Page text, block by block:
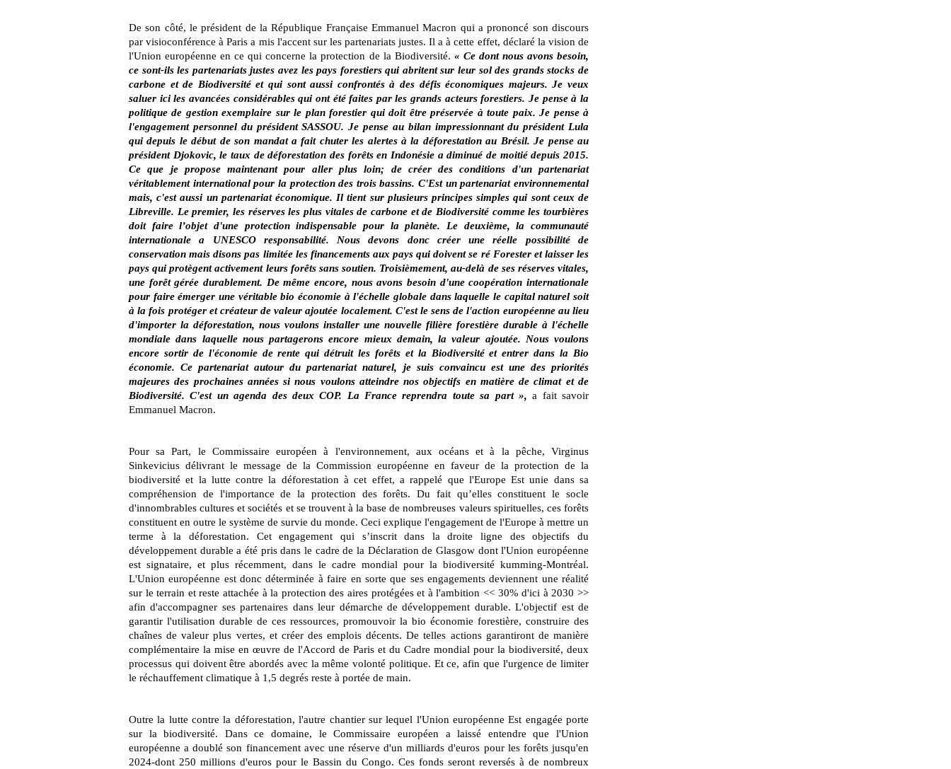
De son côté, le président de la République Française Emmanuel Macron qui a prononcé son discours
par visioconférence à Paris a mis l'accent sur les partenariats justes. Il a à cette effet, déclaré la vision de
l'Union européenne en ce qui concerne la protection de la Biodiversité. « Ce dont nous avons besoin,
ce sont-ils les partenariats justes avez les pays forestiers qui abritent sur leur sol des grands stocks de
carbone et de Biodiversité et qui sont aussi confrontés à des défis économiques majeurs. Je veux
saluer ici les avancées considérables qui ont été faites par les grands acteurs forestiers. Je pense à la
politique de gestion exemplaire sur le plan forestier qui doit être préservée à toute paix. Je pense à
l'engagement personnel du président SASSOU. Je pense au bilan impressionnant du président Lula
qui depuis le début de son mandat a fait chuter les alertes à la déforestation au Brésil. Je pense au
président Djokovic, le taux de déforestation des forêts en Indonésie a diminué de moitié depuis 2015.
Ce que je propose maintenant pour aller plus loin; de créer des conditions d'un partenariat
véritablement international pour la protection des trois bassins. C'Est un partenariat environnemental
mais, c'est aussi un partenariat économique. Il tient sur plusieurs principes simples qui sont ceux de
Libreville. Le premier, les réserves les plus vitales de carbone et de Biodiversité comme les tourbières
doit faire l’objet d'une protection indispensable pour la planète. Le deuxième, la communauté
internationale a UNESCO responsabilité. Nous devons donc créer une réelle possibilité de
conservation mais disons pas limitée les financements aux pays qui doivent se ré Forester et laisser les
pays qui protègent activement leurs forêts sans soutien. Troisièmement, au-delà de ses réserves vitales,
une forêt gérée durablement. De même encore, nous avons besoin d'une coopération internationale
pour faire émerger une véritable bio économie à l'échelle globale dans laquelle le capital naturel soit
à la fois protéger et créateur de valeur ajoutée localement. C'est le sens de l'action européenne au lieu
d'importer la déforestation, nous voulons installer une nouvelle filière forestière durable à l'échelle
mondiale dans laquelle nous partagerons encore mieux demain, la valeur ajoutée. Nous voulons
encore sortir de l'économie de rente qui détruit les forêts et la Biodiversité et entrer dans la Bio
économie. Ce partenariat autour du partenariat naturel, je suis convaincu est une des priorités
majeures des prochaines années si nous voulons atteindre nos objectifs en matière de climat et de
Biodiversité. C'est un agenda des deux COP. La France reprendra toute sa part »,a fait savoir
Emmanuel Macron.
Pour sa Part, le Commissaire européen à l'environnement, aux océans et à la pêche, Virginus
Sinkevicius délivrant le message de la Commission européenne en faveur de la protection de la
biodiversité et la lutte contre la déforestation à cet effet, a rappelé que l'Europe Est unie dans sa
compréhension de l'importance de la protection des forêts. Du fait qu’elles constituent le socle
d'innombrables cultures et sociétés et se trouvent à la base de nombreuses valeurs spirituelles, ces forêts
constituent en outre le système de survie du monde. Ceci explique l'engagement de l'Europe à mettre un
terme à la déforestation. Cet engagement qui s’inscrit dans la droite ligne des objectifs du
développement durable a été pris dans le cadre de la Déclaration de Glasgow dont l'Union européenne
est signataire, et plus récemment, dans le cadre mondial pour la biodiversité kumming-Montréal.
L'Union européenne est donc déterminée à faire en sorte que ses engagements deviennent une réalité
sur le terrain et reste attachée à la protection des aires protégées et à l'ambition << 30% d'ici à 2030 >>
afin d'accompagner ses partenaires dans leur démarche de développement durable. L'objectif est de
garantir l'utilisation durable de ces ressources, promouvoir la bio économie forestière, construire des
chaînes de valeur plus vertes, et créer des emplois décents. De telles actions garantiront de manière
complémentaire la mise en œuvre de l'Accord de Paris et du Cadre mondial pour la biodiversité, deux
processus qui doivent être abordés avec la même volonté politique. Et ce, afin que l'urgence de limiter
le réchauffement climatique à 1,5 degrés reste à portée de main.
Outre la lutte contre la déforestation, l'autre chantier sur lequel l'Union européenne Est engagée porte
sur la biodiversité. Dans ce domaine, le Commissaire européen a laissé entendre que l'Union
européenne a doublé son financement avec une réserve d'un milliards d'euros pour les forêts jusqu'en
2024-dont 250 millions d'euros pour le Bassin du Congo. Ces fonds seront reversés à de nombreux